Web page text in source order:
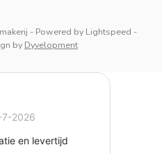
- Powered by Lightspeed -
by Dyvelopment